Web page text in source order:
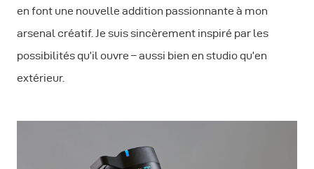
en font une nouvelle addition passionnante à mon
arsenal créatif. Je suis sincèrement inspiré par les
possibilités qu’il ouvre – aussi bien en studio qu’en
extérieur.